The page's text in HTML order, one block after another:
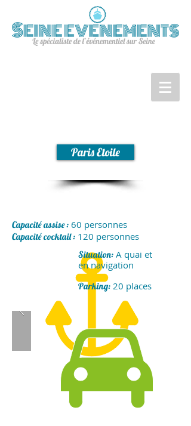
Paris Etoile
Capacité assise : 60 personnes
Capacité cocktail : 120 personnes
Situation: A quai et
en navigation
Parking: 20 places